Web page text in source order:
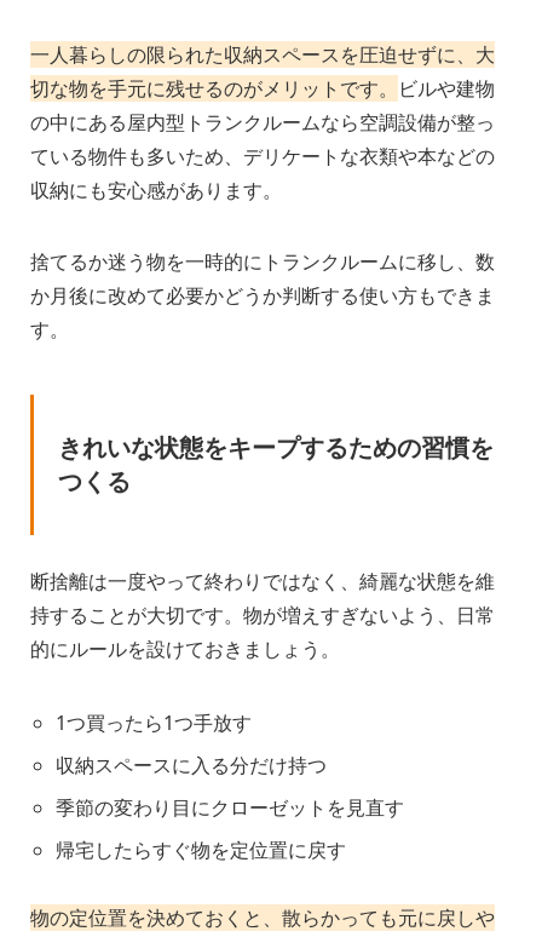
一人暮らしの限られた収納スペースを圧迫せずに、大
切な物を手元に残せるのがメリットです。
ビルや建物
の中にある屋内型トランクルームなら空調設備が整っ
ている物件も多いため、デリケートな衣類や本などの
収納にも安心感があります。
捨てるか迷う物を一時的にトランクルームに移し、数
か月後に改めて必要かどうか判断する使い方もできま
す。
きれいな状態をキープするための習慣を
つくる
断捨離は一度やって終わりではなく、綺麗な状態を維
持することが大切です。物が増えすぎないよう、日常
的にルールを設けておきましょう。
1つ買ったら1つ手放す
収納スペースに入る分だけ持つ
季節の変わり目にクローゼットを見直す
帰宅したらすぐ物を定位置に戻す
物の定位置を決めておくと、散らかっても元に戻しや